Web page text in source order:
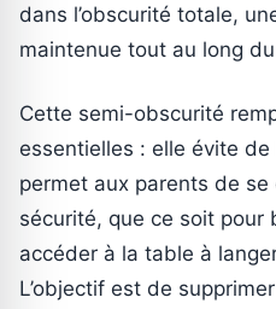
dans l’obscurité totale,
maintenue tout au long
Cette semi-obscurité
essentielles : elle évite de
permet aux parents de
sécurité, que ce soit pour
accéder à la table à
L’objectif est de